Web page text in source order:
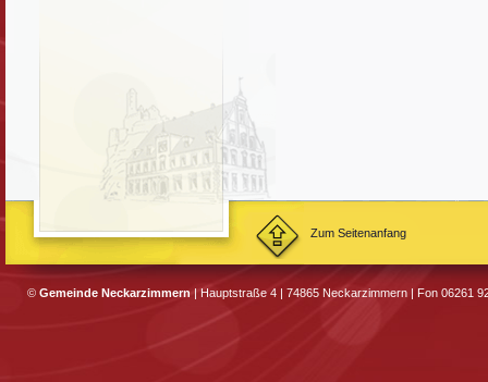
Zum Seitenanfang
© Gemeinde Neckarzimmern | Hauptstraße 4 | 74865 Neckarzimmern | Fon 06261